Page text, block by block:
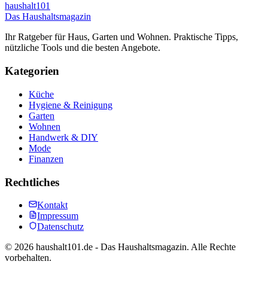
haushalt101
Das Haushaltsmagazin
Ihr Ratgeber für Haus, Garten und Wohnen. Praktische Tipps,
nützliche Tools und die besten Angebote.
Kategorien
Küche
Hygiene & Reinigung
Garten
Wohnen
Handwerk & DIY
Mode
Finanzen
Rechtliches
Kontakt
Impressum
Datenschutz
© 2026 haushalt101.de - Das Haushaltsmagazin. Alle Rechte
vorbehalten.